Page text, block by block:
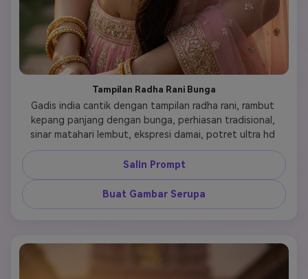
Tampilan Radha Rani Bunga
Gadis india cantik dengan tampilan radha rani, rambut
kepang panjang dengan bunga, perhiasan tradisional,
Salin Prompt
Buat Gambar Serupa